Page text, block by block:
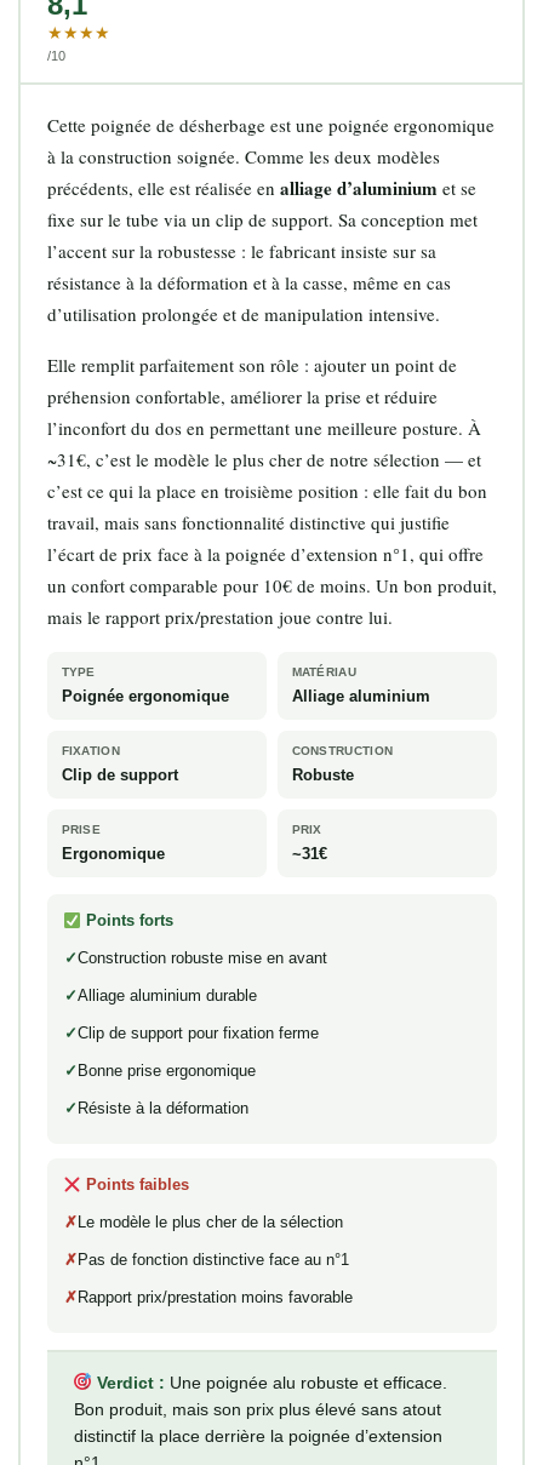
★★★★
/10
Cette poignée de désherbage est une poignée ergonomique
à la construction soignée. Comme les deux modèles
précédents, elle est réalisée en alliage d’aluminium et se
fixe sur le tube via un clip de support. Sa conception met
l’accent sur la robustesse : le fabricant insiste sur sa
résistance à la déformation et à la casse, même en cas
d’utilisation prolongée et de manipulation intensive.
Elle remplit parfaitement son rôle : ajouter un point de
préhension confortable, améliorer la prise et réduire
l’inconfort du dos en permettant une meilleure posture. À
~31€, c’est le modèle le plus cher de notre sélection — et
c’est ce qui la place en troisième position : elle fait du bon
travail, mais sans fonctionnalité distinctive qui justifie
l’écart de prix face à la poignée d’extension n°1, qui offre
un confort comparable pour 10€ de moins. Un bon produit,
mais le rapport prix/prestation joue contre lui.
TYPE
Poignée ergonomique
MATÉRIAU
Alliage aluminium
FIXATION
Clip de support
CONSTRUCTION
Robuste
PRISE
Ergonomique
PRIX
~31€
Points forts
Construction robuste mise en avant
Alliage aluminium durable
Clip de support pour fixation ferme
Bonne prise ergonomique
Résiste à la déformation
Points faibles
Le modèle le plus cher de la sélection
Pas de fonction distinctive face au n°1
Rapport prix/prestation moins favorable
Verdict : Une poignée alu robuste et efficace.
Bon produit, mais son prix plus élevé sans atout
distinctif la place derrière la poignée d’extension